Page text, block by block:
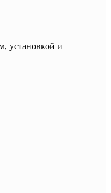
установкой и